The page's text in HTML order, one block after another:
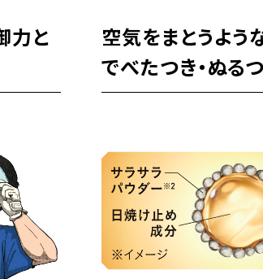
力と
空気をまとうよ
でべたつき・ぬる